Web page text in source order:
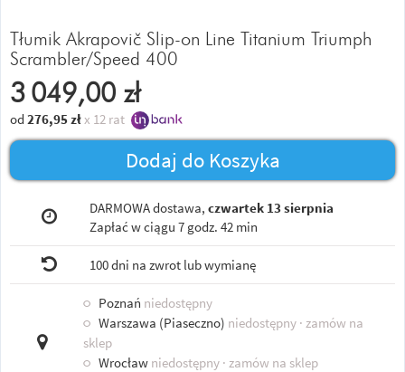
Tłumik Akrapovič Slip-on Line Titanium Triumph
Scrambler/Speed 400
3 049,00 zł
od 276,95 zł x 12 rat
Dodaj do Koszyka
DARMOWA dostawa, czwartek 13 sierpnia
Zapłać w ciągu 7 godz. 42 min
100 dni na zwrot lub wymianę
○ Poznań niedostępny
○ Warszawa (Piaseczno) niedostępny · zamów na
sklep
○ Wrocław niedostępny · zamów na sklep